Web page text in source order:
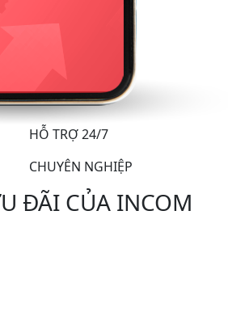
HỖ TRỢ 24/7
CHUYÊN NGHIỆP
ĐÃI CỦA INCOM